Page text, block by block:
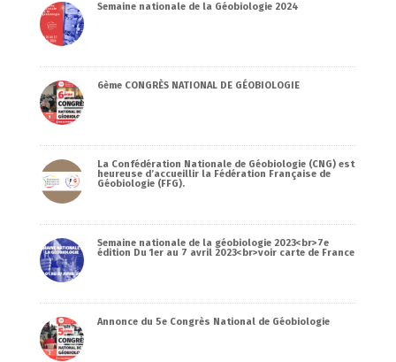
Semaine nationale de la Géobiologie 2024
6ème CONGRÈS NATIONAL DE GÉOBIOLOGIE
La Confédération Nationale de Géobiologie (CNG) est
heureuse d’accueillir la Fédération Française de
Géobiologie (FFG).
Semaine nationale de la géobiologie 2023<br>7e
édition Du 1er au 7 avril 2023<br>voir carte de France
Annonce du 5e Congrès National de Géobiologie